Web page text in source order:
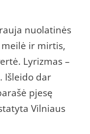
nuolatinės
ir mirtis,
Lyrizmas –
Išleido dar
pjesę
Vilniaus